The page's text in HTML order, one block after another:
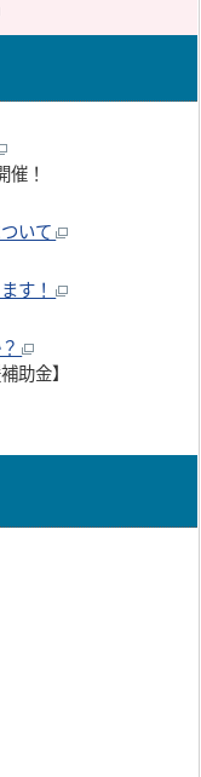
催！
ついて
ます！
？
助金】